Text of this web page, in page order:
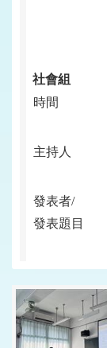
社會組
時間
主持人
發表者/
發表題目